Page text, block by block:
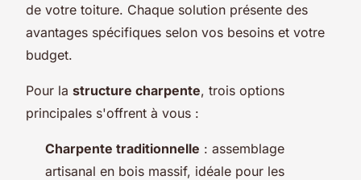
de votre toiture. Chaque solution présente des
avantages spécifiques selon vos besoins et votre
budget.
Pour la structure charpente, trois options
principales s'offrent à vous :
Charpente traditionnelle : assemblage
artisanal en bois massif, idéale pour les